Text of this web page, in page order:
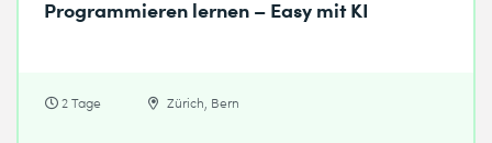
Programmieren lernen – Easy mit KI
2 Tage Zürich, Bern